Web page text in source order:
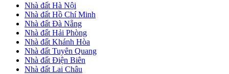
Nhà đất Hà Nội
Nhà đất Hồ Chí Minh
Nhà đất Đà Nẵng
Nhà đất Hải Phòng
Nhà đất Khánh Hòa
Nhà đất Tuyên Quang
Nhà đất Điện Biên
Nhà đất Lai Châu